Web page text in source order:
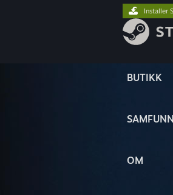
BUTIKK
SAMFUNN
OM
Installer